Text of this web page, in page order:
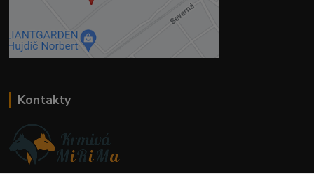
Kontakty